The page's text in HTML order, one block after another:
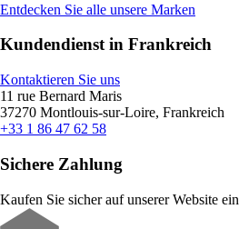
Entdecken Sie alle unsere Marken
Kundendienst in Frankreich
Kontaktieren Sie uns
11 rue Bernard Maris
37270 Montlouis-sur-Loire, Frankreich
+33 1 86 47 62 58
Sichere Zahlung
Kaufen Sie sicher auf unserer Website ein